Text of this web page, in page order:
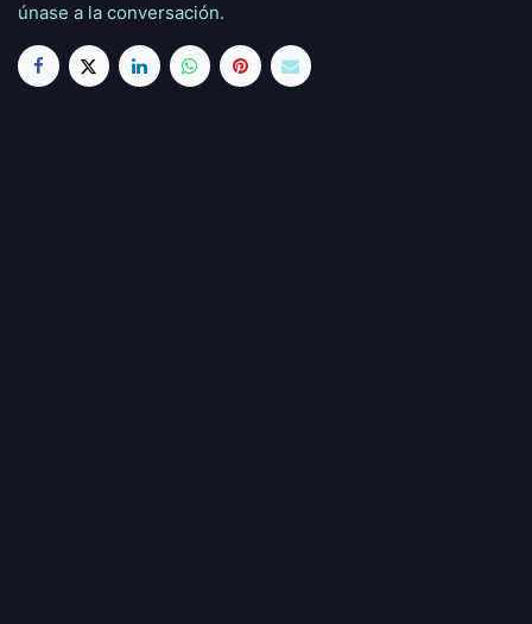
únase a la conversación.